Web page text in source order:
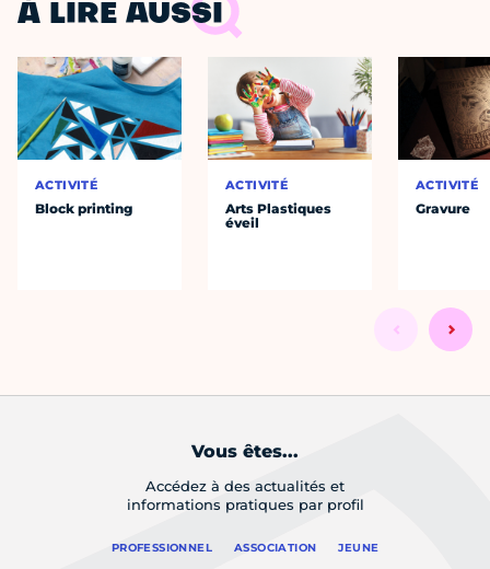
À LIRE AUSSI
ACTIVITÉ
Block printing
ACTIVITÉ
Arts Plastiques
éveil
ACTIVITÉ
Gravure
Vous êtes...
Accédez à des actualités et
informations pratiques par profil
PROFESSIONNEL ASSOCIATION JEUNE